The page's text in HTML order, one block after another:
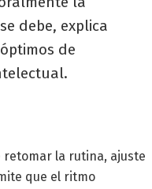
debe, explica
de
retomar la rutina, ajuste
que el ritmo